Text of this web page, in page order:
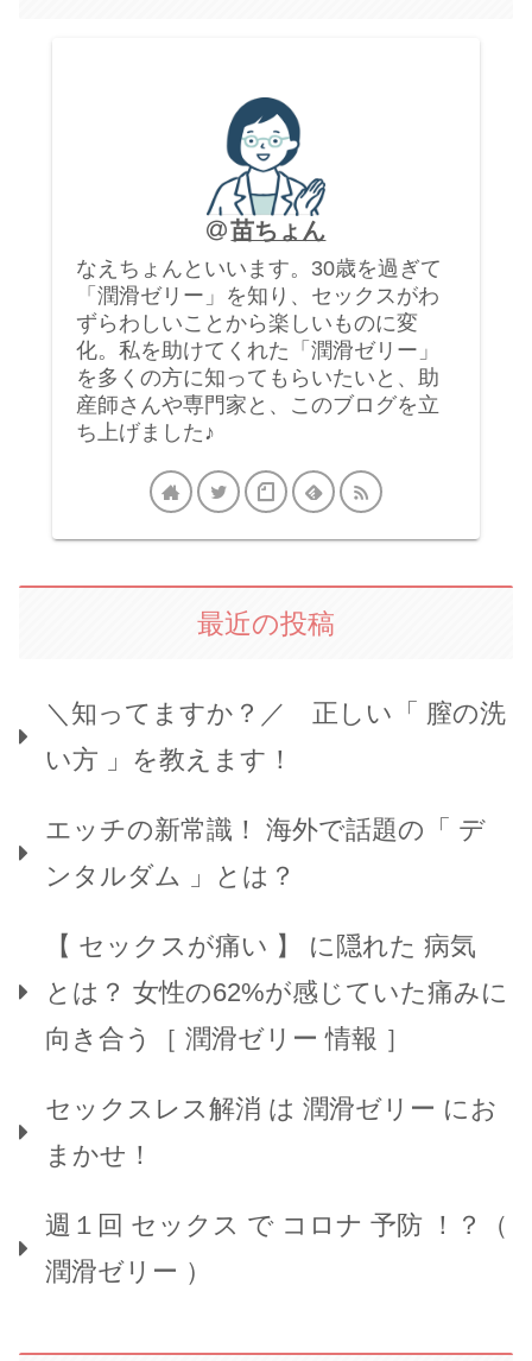
苗ちょん
なえちょんといいます。30歳を過ぎて
「潤滑ゼリー」を知り、セックスがわ
ずらわしいことから楽しいものに変
化。私を助けてくれた「潤滑ゼリー」
を多くの方に知ってもらいたいと、助
産師さんや専門家と、このブログを立
ち上げました♪
最近の投稿
＼知ってますか？／ 正しい「 膣の洗
い方 」を教えます！
エッチの新常識！ 海外で話題の「 デ
ンタルダム 」とは？
【 セックスが痛い 】 に隠れた 病気
とは？ 女性の62%が感じていた痛みに
向き合う［ 潤滑ゼリー 情報 ］
セックスレス解消 は 潤滑ゼリー にお
まかせ！
週１回 セックス で コロナ 予防 ！？（
潤滑ゼリー ）